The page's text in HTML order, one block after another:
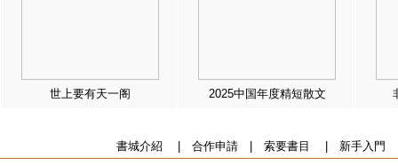
世上要有天一阁 2025中国年度精短散文
書城介紹 合作申請| 索要書目 新手入門